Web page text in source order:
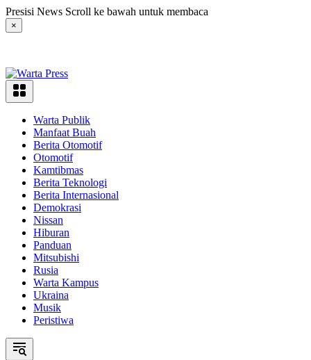
Langsung
ke
konten
Presisi News Scroll ke bawah untuk membaca
×
Warta Publik
Manfaat Buah
Berita Otomotif
Otomotif
Kamtibmas
Berita Teknologi
Berita Internasional
Demokrasi
Nissan
Hiburan
Panduan
Mitsubishi
Rusia
Warta Kampus
Ukraina
Musik
Peristiwa